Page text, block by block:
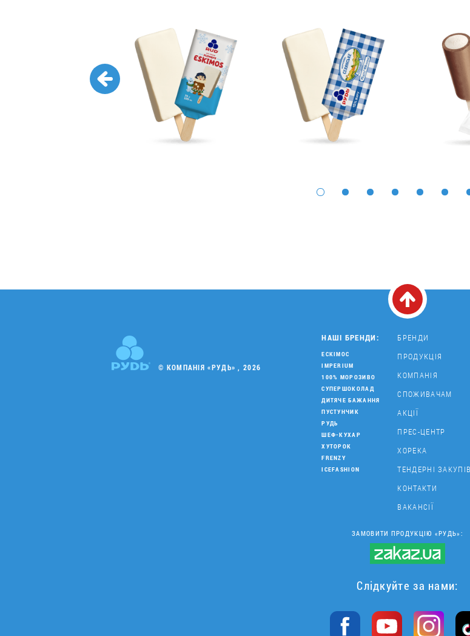
© КОМПАНІЯ «РУДЬ» , 2026
НАШІ БРЕНДИ:
ЕСКІМОС
IMPERIUM
100% МОРОЗИВО
СУПЕРШОКОЛАД
ДИТЯЧЕ БАЖАННЯ
ПУСТУНЧИК
РУДЬ
ШЕФ-КУХАР
ХУТОРОК
FRENZY
ICEFASHION
БРЕНДИ
ПРОДУКЦІЯ
КОМПАНІЯ
СПОЖИВАЧАМ
АКЦІЇ
ПРЕС-ЦЕНТР
ХОРЕКА
ТЕНДЕРНІ
КОНТАКТИ
ВАКАНСІЇ
ЗАМОВИТИ ПРОДУКЦІЮ «РУДЬ»:
Слідкуйте за нами: